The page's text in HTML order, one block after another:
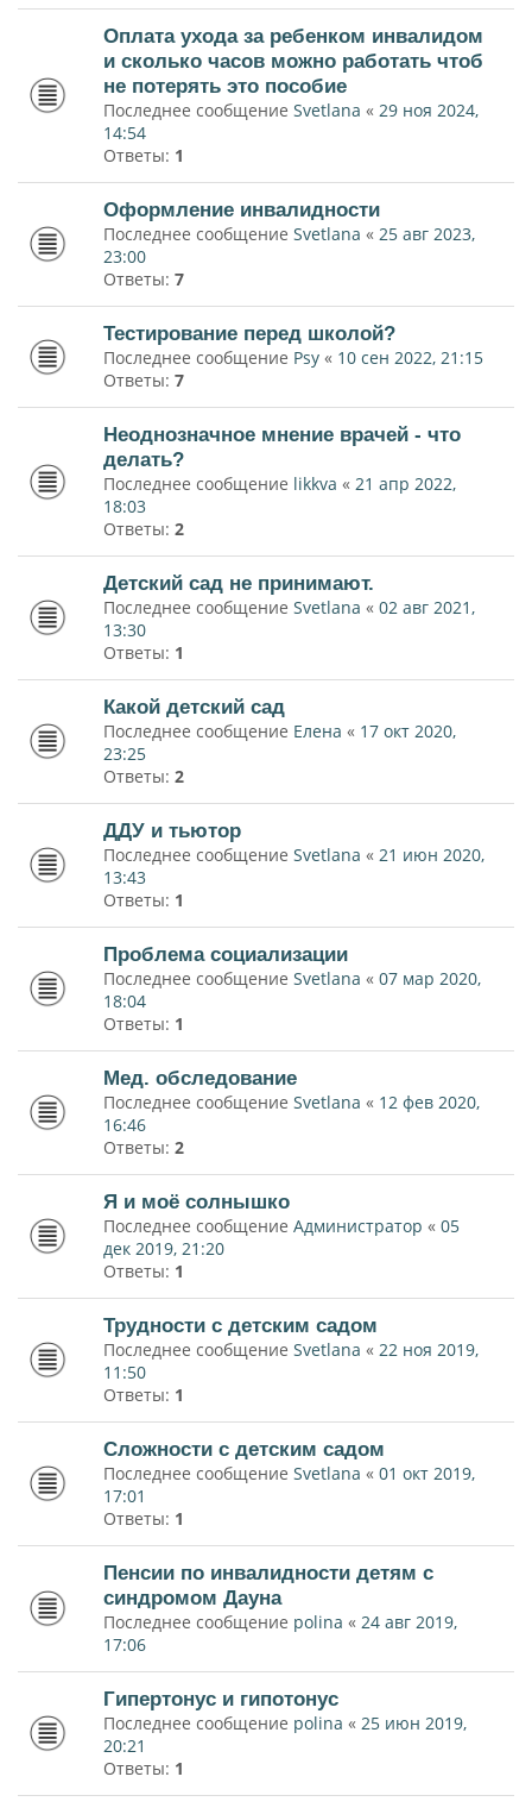
Оплата ухода за ребенком инвалидом
и сколько часов можно работать чтоб
не потерять это пособие
Последнее сообщение Svetlana « 29 ноя 2024,
14:54
Ответы: 1
Оформление инвалидности
Последнее сообщение Svetlana « 25 авг 2023,
23:00
Ответы: 7
Тестирование перед школой?
Последнее сообщение Psy « 10 сен 2022, 21:15
Ответы: 7
Неоднозначное мнение врачей - что
делать?
Последнее сообщение likkva « 21 апр 2022,
18:03
Ответы: 2
Детский сад не принимают.
Последнее сообщение Svetlana « 02 авг 2021,
13:30
Ответы: 1
Какой детский сад
Последнее сообщение Елена « 17 окт 2020,
23:25
Ответы: 2
ДДУ и тьютор
Последнее сообщение Svetlana « 21 июн 2020,
13:43
Ответы: 1
Проблема социализации
Последнее сообщение Svetlana « 07 мар 2020,
18:04
Ответы: 1
Мед. обследование
Последнее сообщение Svetlana « 12 фев 2020,
16:46
Ответы: 2
Я и моё солнышко
Последнее сообщение Администратор « 05
дек 2019, 21:20
Ответы: 1
Трудности с детским садом
Последнее сообщение Svetlana « 22 ноя 2019,
11:50
Ответы: 1
Сложности с детским садом
Последнее сообщение Svetlana « 01 окт 2019,
17:01
Ответы: 1
Пенсии по инвалидности детям с
синдромом Дауна
Последнее сообщение polina « 24 авг 2019,
17:06
Гипертонус и гипотонус
Последнее сообщение polina « 25 июн 2019,
20:21
Ответы: 1